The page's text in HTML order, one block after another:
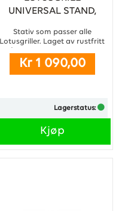
UNIVERSAL STAND,
CLASSIC OG XL
Stativ som passer alle
Lotusgriller. Laget av rustfritt
...
Kr 1 090,00
Lagerstatus:
Kjøp